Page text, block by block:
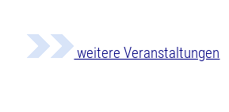
weitere Veranstaltungen